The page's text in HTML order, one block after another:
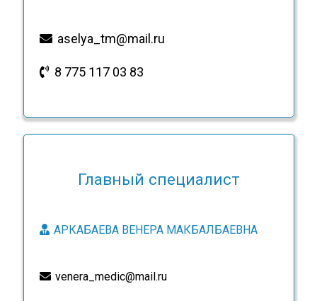
aselya_tm@mail.ru
8 775 117 03 83
Главный специалист
АРКАБАЕВА ВЕНЕРА МАКБАЛБАЕВНА
venera_medic@mail.ru